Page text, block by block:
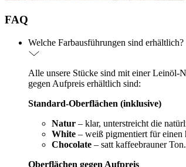
FAQ
Welche Farbausführungen sind erhältlich?
Alle unsere Stücke sind mit einer Leinöl-
gegen Aufpreis erhältlich sind:
Standard-Oberflächen (inklusive)
Natur – klar, unterstreicht die
White – weiß pigmentiert für einen
Chocolate – satt kaffeebrauner Ton.
Oberflächen gegen Aufpreis